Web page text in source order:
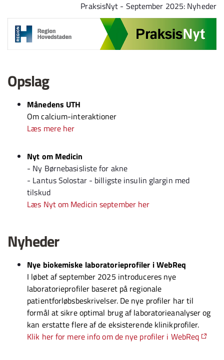
PraksisNyt - September 2025: Nyheder
Opslag
Månedens UTH
Om calcium-interaktioner
Læs mere her
Nyt om Medicin
- Ny Børnebasisliste for akne
- Lantus Solostar - billigste insulin glargin med
tilskud
Læs Nyt om Medicin september her
Nyheder
Nye biokemiske laboratorieprofiler i WebReq
I løbet af september 2025 introduceres nye
laboratorieprofiler baseret på regionale
patientforløbsbeskrivelser. De nye profiler har til
formål at sikre optimal brug af laboratorieanalyser og
kan erstatte flere af de eksisterende klinikprofiler.
Klik her for mere info om de nye profiler i WebReq